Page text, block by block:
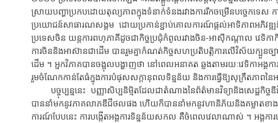
ស្រាយបញ្ហា​​ប្រកប​ដោយ​តុល្យភាពក្នុង​ទំនាក់ទំនង​រវាង​ការ​រីក​ចម្រើន​បច្ចេកទេស
ប្រយោជន៍​សាធារណ​សង្គម​ ដោយ​ប្រកាន់ខ្ជាប់​គោលការណ៍ផ្តល់អាទិភាព​អភិវឌ្ឍ
ប្រទេសចិន​ យន្តការ​ពហុភាគី​ដូច​ជា​កិច្ច​ប្រជុំ​កំពូល​រវាង​ចិន​-អាស៊ីកណ្តាល វេទិកា​កិ
ការ​ចិន​និង​អាស៊ាន​ជាដើម​ បានរួមគ្នា​កំណត់កិច្ច​សហប្រតិបត្តិការ​លើ​វិស័យ​​ក្បួន
ដើម​ ។ អ្នក​វិភាគបាន​ចង្អុល​បង្ហាញថា នៅពេល​អនាគត ឆ្លង​តាមរយៈវេទិកា​អង្
រួម​ចំណែក​កាន់តែធំ​ក្នុ​ងការ​បំផុស​សក្តានុពល​ទិន្នន័យ​ និង​ការ​ធ្វើ​ឱ្យ​សុក្រឹតភាព​ន
បច្ចុប្បន្ន​នេះ ​ បញ្ញាសិប្បនិម្មិត​ដែលជាតំណាងនៃព័ត៌មាន​វិទ្យានិង​សេដ្ឋ
បាន​នាំ​មក​នូវ​ភាគលាភឌីជីថលផង ហើយ​ក៏បាន​នាំ​មក​នូវ​ហានិភ័យ​និង​គម្លាតខ
ការណ៍បែប​នេះ ការ​បង្កើត​អង្គការ​ទិន្នន័យ​សកល​ គឺ​ចំពេលវេលា​ណាស់ ។ អង្គការ​